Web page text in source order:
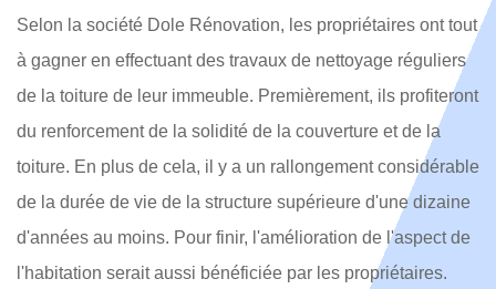
Selon la société Dole Rénovation, les propriétaires ont tout
à gagner en effectuant des travaux de nettoyage réguliers
de la toiture de leur immeuble. Premièrement, ils profiteront
du renforcement de la solidité de la couverture et de la
toiture. En plus de cela, il y a un rallongement considérable
de la durée de vie de la structure supérieure d'une dizaine
d'années au moins. Pour finir, l'amélioration de l'aspect de
l'habitation serait aussi bénéficiée par les propriétaires.